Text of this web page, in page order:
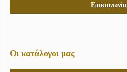
Επικοινωνία
Οι κατάλογοι μας